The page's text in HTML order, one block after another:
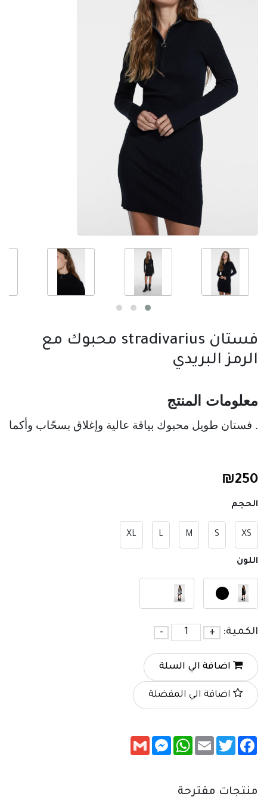
فستان stradivarius محبوك مع
الرمز البريدي
معلومات المنتج
. فستان طويل محبوك بياقة عالية وإغلاق بسحّاب
₪250
الحجم
XS
S
M
L
XL
اللون
الكمية: +
-
اضافة الي السلة
اضافة الي المفضلة
Facebook
Twitter
Email
WhatsApp
Messenger
Gmail
منتجات مقترحة